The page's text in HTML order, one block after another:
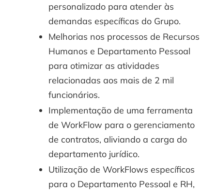
personalizado para atender às
demandas específicas do Grupo.
Melhorias nos processos de Recursos
Humanos e Departamento Pessoal
para otimizar as atividades
relacionadas aos mais de 2 mil
funcionários.
Implementação de uma ferramenta
de WorkFlow para o gerenciamento
de contratos, aliviando a carga do
departamento jurídico.
Utilização de WorkFlows específicos
para o Departamento Pessoal e RH,